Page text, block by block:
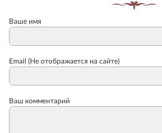
Ваше имя
Email (Не отображается на сайте)
Ваш комментарий